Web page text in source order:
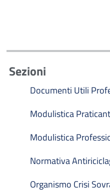
Sezioni
Documenti Utili
Modulistica
Modulistica
Normativa
Organismo Crisi